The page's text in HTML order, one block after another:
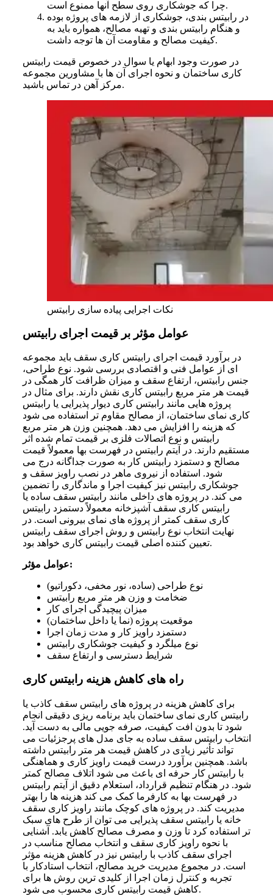
چرا که جوشکاری روی سطح آنها ممنوع است.
در رابیتس بندی، جوشکاری از لازمه‌ های پروژه بوده
و هنگام رابیتس بندی و تهیه مصالح، همواره باید به
کیفیت مصالح و مقاومت آن ها توجه داشت.
در صورت وجود ابهام یا سوال در خصوص قیمت رابیتس
کاری ساختمان و نحوه اجرای آن ها با مشاورین مجموعه
مرکز آهن در تماس باشید.
نکات اجرایی پیاده سازی رابیتس
عوامل مؤثر بر قیمت اجرای رابیتس
در برآورد قیمت اجرای رابیتس کاری سقف باید مجموعه‌
ای از عوامل فنی و اقتصادی بررسی شود. نوع طراحی،
جنس رابیتس، ارتفاع سقف و میزان ظرافت کار همگی در
قیمت هر متر مربع رابیتس کاری نقش دارند. برای مثال در
پروژه‌ هایی مانند رابیتس کاری دیوار پذیرایی یا رابیتس
کاری نمای ساختمان، از مصالح مقاوم‌ تر استفاده می‌ شود
که هزینه را افزایش می‌ دهد. همچنین وزن هر متر مربع
رابیتس و نوع اتصالات فلزی بر قیمت تمام شده اثر
مستقیم دارند. در آیتم رابیتس در فهرست بها معمولاً قیمت
مصالح و دستمزد رابیتس کار به‌ صورت جداگانه درج می‌
شود. استفاده از نیروی ماهر در نصب راویز سقف و
جوشکاری رابیتس نیز کیفیت اجرا و ماندگاری را تضمین
می‌ کند. در پروژه‌ های داخلی مانند رابیتس سقف ساده یا
رابیتس کاری سقف آشپزخانه معمولاً دستمزد رابیتس
کاری سقف کمتر از پروژه‌ های نمای بیرونی است. در
نهایت انتخاب نوع رابیتس و روش اجرای سقف رابیتس
تعیین‌ کننده اصلی قیمت رابیتس کاری خواهد بود.
عوامل مؤثر:
نوع طراحی (ساده، نور مخفی، دکوراتیو)
ضخامت و وزن هر متر مربع رابیتس
میزان پیچیدگی اجرای کار
موقعیت پروژه (نما یا داخل ساختمان)
دستمزد راویز کار و مدت زمان اجرا
نوع میلگرد و کیفیت جوشکاری رابیتس
شرایط دسترسی و ارتفاع سقف
راه های کاهش هزینه رابیتس کاری
برای کاهش هزینه در پروژه‌ های رابیتس سقف کاذب یا
رابیتس کاری نمای ساختمان باید برنامه‌ ریزی دقیقی انجام
شود تا بدون افت کیفیت، صرفه‌ جویی مالی به دست آید.
انتخاب رابیتس سقف ساده به جای مدل‌ های پرجزئیات می‌
تواند تأثیر زیادی در کاهش قیمت هر متر رابیتس داشته
باشد. همچنین برآورد درست قیمت راویز کاری و هماهنگی
با رابیتس کار حرفه‌ ای باعث می‌ شود اتلاف مصالح کمتر
شود. در هنگام تنظیم قرارداد، استعلام دقیق از آیتم رابیتس
در فهرست بها به کارفرما کمک می‌ کند هزینه‌ ها را بهتر
مدیریت کند. در پروژه‌ های کوچک مانند راویز کاری سقف
خانه یا رابیتس سقف پذیرایی می‌ توان از طرح‌ های سبک‌
تر استفاده کرد تا وزن و مصرف مصالح کاهش یابد. آشنایی
با نحوه راویز کاری سقف و انتخاب مصالح مناسب در
اجرای سقف کاذب با رابیتس نیز در کاهش هزینه مؤثر
است. در مجموع مدیریت خرید مصالح، انتخاب استادکار با
تجربه و کنترل زمان اجرا از کلیدی‌ ترین روش‌ ها برای
کاهش قیمت رابیتس کاری محسوب می‌ شود.